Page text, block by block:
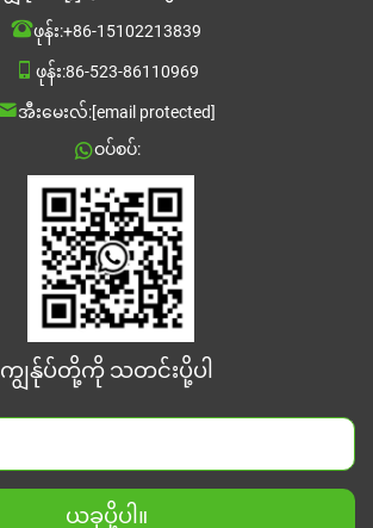
ဖုန်း:+86-15102213839
ဖုန်း:86-523-86110969
အီးမေးလ်:[email protected]
ဝပ်စပ်:
ကျွန်ုပ်တို့ကို သတင်းပို့ပါ
ယခုပို့ပါ။